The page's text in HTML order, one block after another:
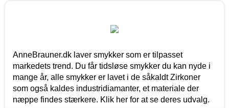
AnneBrauner.dk laver smykker som er tilpasset
markedets trend. Du får tidsløse smykker du kan nyde i
mange år, alle smykker er lavet i de såkaldt Zirkoner
som også kaldes industridiamanter, et materiale der
næppe findes stærkere. Klik her for at se deres udvalg.